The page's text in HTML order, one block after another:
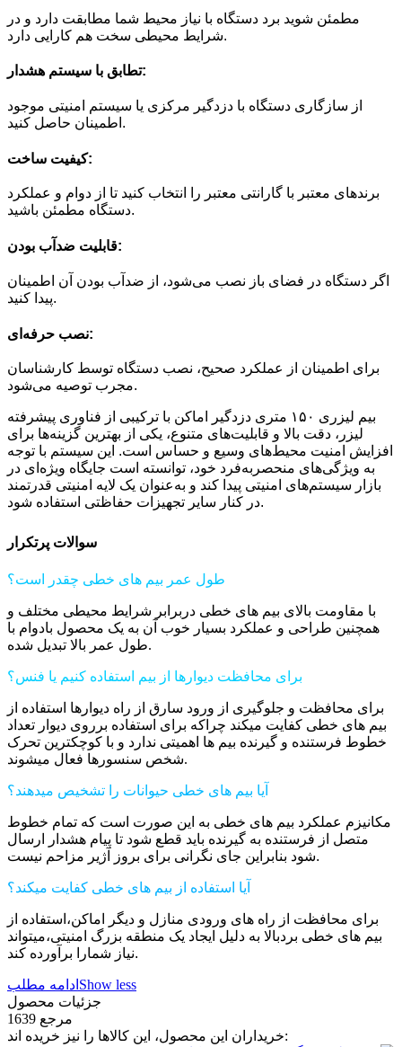
مطمئن شوید برد دستگاه با نیاز محیط شما مطابقت دارد و در
شرایط محیطی سخت هم کارایی دارد.
تطابق با سیستم هشدار:
از سازگاری دستگاه با دزدگیر مرکزی یا سیستم امنیتی موجود
اطمینان حاصل کنید.
کیفیت ساخت:
برندهای معتبر با گارانتی معتبر را انتخاب کنید تا از دوام و عملکرد
دستگاه مطمئن باشید.
قابلیت ضدآب بودن:
اگر دستگاه در فضای باز نصب می‌شود، از ضدآب بودن آن اطمینان
پیدا کنید.
نصب حرفه‌ای:
برای اطمینان از عملکرد صحیح، نصب دستگاه توسط کارشناسان
مجرب توصیه می‌شود.
بیم لیزری ۱۵۰ متری دزدگیر اماکن با ترکیبی از فناوری پیشرفته
لیزر، دقت بالا و قابلیت‌های متنوع، یکی از بهترین گزینه‌ها برای
افزایش امنیت محیط‌های وسیع و حساس است. این سیستم با توجه
به ویژگی‌های منحصربه‌فرد خود، توانسته است جایگاه ویژه‌ای در
بازار سیستم‌های امنیتی پیدا کند و به‌عنوان یک لایه امنیتی قدرتمند
در کنار سایر تجهیزات حفاظتی استفاده شود.
طول عمر بیم های خطی چقدر است؟
با مقاومت بالای بیم های خطی دربرابر شرایط محیطی مختلف و
همچنین طراحی و عملکرد بسیار خوب آن به یک محصول بادوام با
طول عمر بالا تبدیل شده.
برای محافظت دیوارها از بیم استفاده کنیم یا فنس؟
برای محافظت و جلوگیری از ورود سارق از راه دیوارها استفاده از
بیم های خطی کفایت میکند چراکه برای استفاده برروی دیوار تعداد
خطوط فرستنده و گیرنده بیم ها اهمیتی ندارد و با کوچکترین تحرک
شخص سنسورها فعال میشوند.
آیا بیم های خطی حیوانات را تشخیص میدهند؟
مکانیزم عملکرد بیم های خطی به این صورت است که تمام خطوط
متصل از فرستنده به گیرنده باید قطع شود تا پیام هشدار ارسال
شود بنابراین جای نگرانی برای بروز آژیر مزاحم نیست.
آیا استفاده از بیم های خطی کفایت میکند؟
برای محافظت از راه های ورودی منازل و دیگر اماکن،استفاده از
بیم های خطی بردبالا به دلیل ایجاد یک منطقه بزرگ امنیتی،میتواند
نیاز شمارا برآورده کند.
ادامه مطلب Show less
جزئیات محصول
مرجع 1639
خریداران این محصول، این کالاها را نیز خریده اند: